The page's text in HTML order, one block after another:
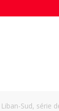
Sud, série